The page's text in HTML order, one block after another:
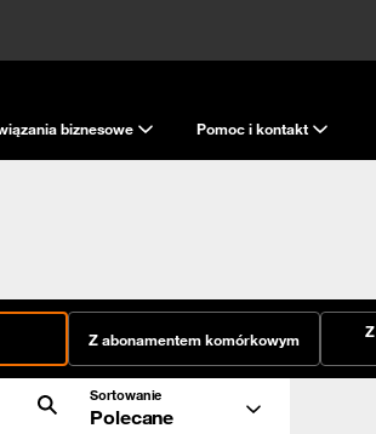
biznesowe Pomoc i kontakt
Z abonamentem komórkowym
Sortowanie
Polecane